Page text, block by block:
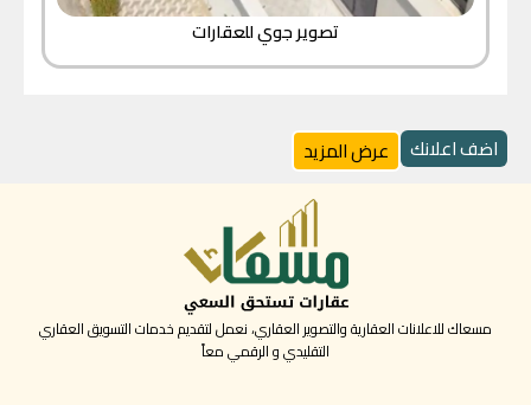
تصوير جوي للعقارات
اضف اعلانك عرض المزيد
مسعاك للاعلانات العقارية والتصوير العقاري، نعمل لتقديم خدمات التسويق العقاري
التقليدي و الرقمي معاً